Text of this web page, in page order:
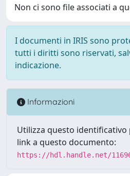
Non ci sono file associati a
I documenti in IRIS sono
tutti i diritti sono riservati,
indicazione.
Informazioni
Utilizza questo
link a questo documento:
https://hdl.handle.net/